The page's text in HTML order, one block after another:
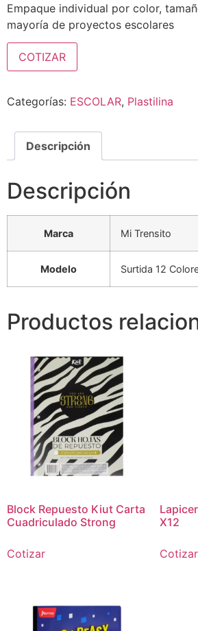
Empaque individual por color,
mayoría de proyectos escolares
COTIZAR
Categorías: ESCOLAR, Plastilina
Descripción
Descripción
Marca Mi Trensito
Modelo Surtida 12
Productos
Block Repuesto Kiut Carta
Cuadriculado Strong
Cotizar
X12
Cotizar